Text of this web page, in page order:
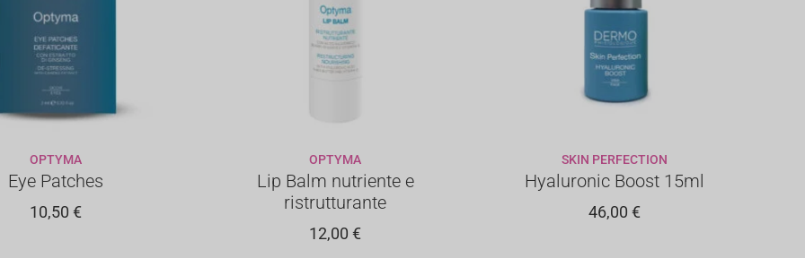
AL CARRELLO
OPTYMA
Eye Patches
10,50€
AGGIUNGI AL CARRELLO
OPTYMA
Lip Balm nutriente e
ristrutturante
12,00€
AGGIUNGI AL CARRELLO
SKIN PERFECTION
Hyaluronic Boost 15ml
46,00€